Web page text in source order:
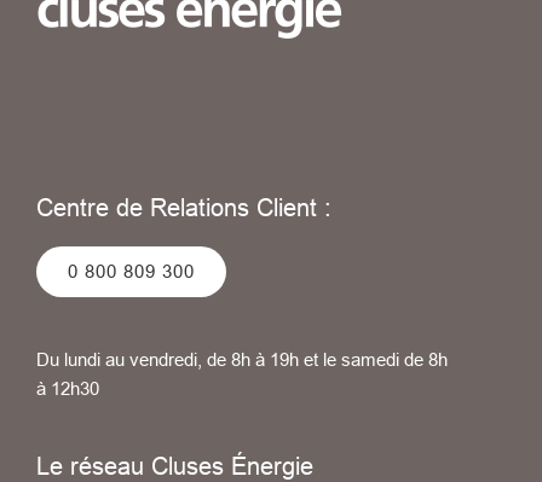
Centre de Relations Client :
0 800 809 300
Du lundi au vendredi, de 8h à 19h et le samedi de 8h
à 12h30
Le réseau Cluses Énergie